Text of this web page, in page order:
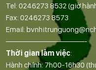
Tel: 0246273 8532 (giờ
Fax: 0246273 8573
Email:
——————————-
Thời gian làm việc:
Hành chính: 7h00-16h30